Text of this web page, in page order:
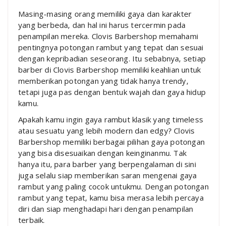
Masing-masing orang memiliki gaya dan karakter
yang berbeda, dan hal ini harus tercermin pada
penampilan mereka. Clovis Barbershop memahami
pentingnya potongan rambut yang tepat dan sesuai
dengan kepribadian seseorang. Itu sebabnya, setiap
barber di Clovis Barbershop memiliki keahlian untuk
memberikan potongan yang tidak hanya trendy,
tetapi juga pas dengan bentuk wajah dan gaya hidup
kamu.
Apakah kamu ingin gaya rambut klasik yang timeless
atau sesuatu yang lebih modern dan edgy? Clovis
Barbershop memiliki berbagai pilihan gaya potongan
yang bisa disesuaikan dengan keinginanmu. Tak
hanya itu, para barber yang berpengalaman di sini
juga selalu siap memberikan saran mengenai gaya
rambut yang paling cocok untukmu. Dengan potongan
rambut yang tepat, kamu bisa merasa lebih percaya
diri dan siap menghadapi hari dengan penampilan
terbaik.